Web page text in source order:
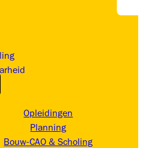
Opleidingen
Planning
Bouw-CAO & Scholing